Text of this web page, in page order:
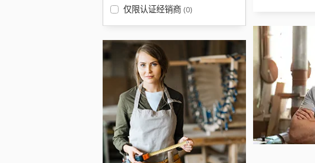
仅限认证经销商 (0)
Hamm 3518
Hamm 3520